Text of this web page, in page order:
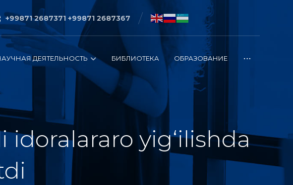
+99871 2687371 +99871 2687367
ДЕЯТЕЛЬНОСТЬ БИБЛИОТЕКА ОБРАЗОВАНИЕ
yig‘ilishda